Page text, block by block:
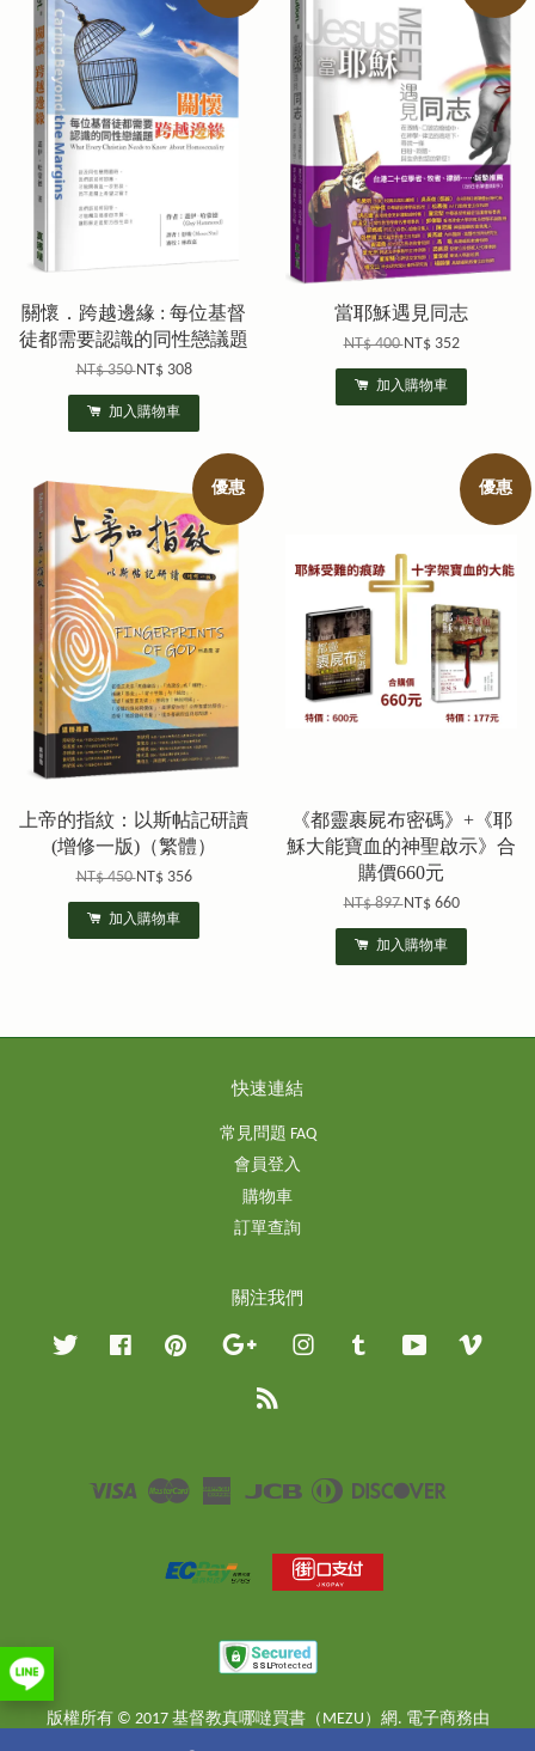
關懷．跨越邊緣 : 每位基督
徒都需要認識的同性戀議題
NT$ 350NT$ 308
加入購物車
當耶穌遇見同志
NT$ 400NT$ 352
加入購物車
優惠
上帝的指紋：以斯帖記研讀
(增修一版)（繁體）
NT$ 450NT$ 356
加入購物車
優惠
《都靈裹屍布密碼》+《耶
穌大能寶血的神聖啟示》合
購價660元
NT$ 897NT$ 660
加入購物車
快速連結
常見問題 FAQ
會員登入
購物車
訂單查詢
關注我們
Twitter Facebook Pinterest Google InstagramTumblr YouTube
Visa Master
American
JCB
Diners
版權所有 © 2017 基督教真哪噠買書（MEZU）網. 電子商務由